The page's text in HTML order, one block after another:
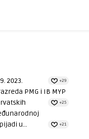
2023. +29
PMG i IB MYP
+25
u...
+21